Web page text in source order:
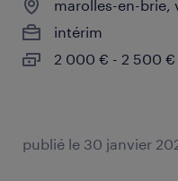
marolles-en-brie,
intérim
2 000 € - 2 500 €
publié le 30 janvier